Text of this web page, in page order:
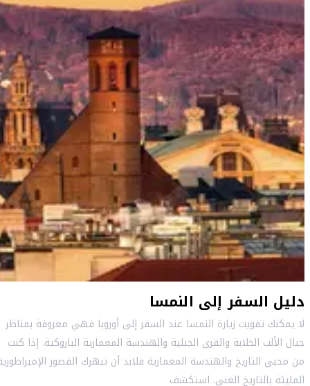
دليل السفر إلى النمسا
لا يمكنك تفويت زيارة النمسا عند السفر إلى أوروبا فهي معروفة بمناظر
جبال الألب الخلابة والقرى الجبلية والهندسة المعمارية الباروكية. إذا كنت
من محبي التاريخ والهندسة المعمارية فلابد أن تبهرك القصور
المليئة بالتاريخ الغني. استكشف